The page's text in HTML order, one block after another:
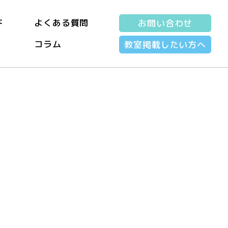
よくある質問
コラム
お問い合わせ
教室掲載したい方へ